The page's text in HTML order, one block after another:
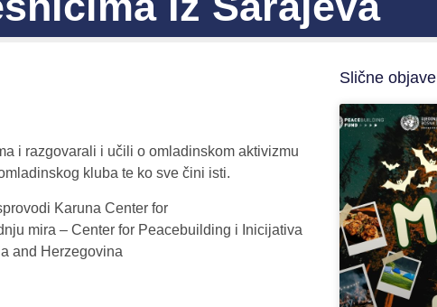
i razgovarali i učili o omladinskom aktivizmu
kluba te ko sve čini isti.
Karuna Center for
mira – Center for Peacebuilding i Inicijativa
and Herzegovina
Slične objave